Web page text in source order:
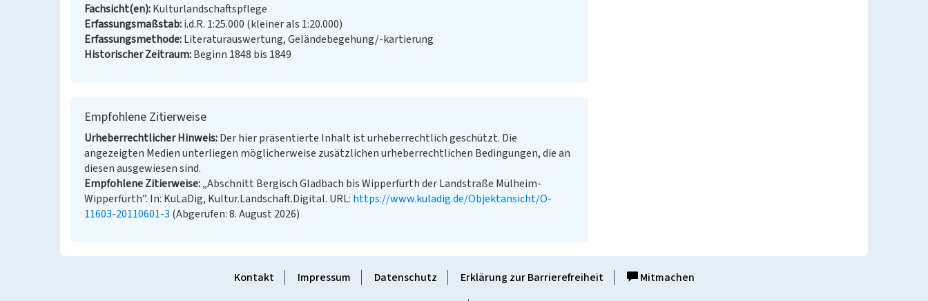
Fachsicht(en) Kulturlandschaftspflege
Erfassungsmaßstab i.d.R. 1:25.000 (kleiner als 1:20.000)
Erfassungsmethode Literaturauswertung, Geländebegehung/-kartierung
Historischer Zeitraum Beginn 1848 bis 1849
Empfohlene Zitierweise
Urheberrechtlicher Hinweis Der hier präsentierte Inhalt ist urheberrechtlich geschützt. Die
angezeigten Medien unterliegen möglicherweise zusätzlichen urheberrechtlichen Bedingungen, die an
diesen ausgewiesen sind.
Empfohlene Zitierweise „Abschnitt Bergisch Gladbach bis Wipperfürth der Landstraße Mülheim-
Wipperfürth”. In: KuLaDig, Kultur.Landschaft.Digital. URL: https://www.kuladig.de/Objektansicht/O-
11603-20110601-3 (Abgerufen: 8. August 2026)
Kontakt Impressum Datenschutz Erklärung zur Barrierefreiheit
Mitmachen